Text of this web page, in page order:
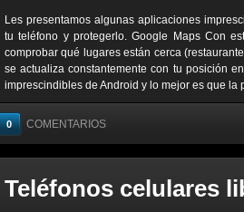
Les presentamos algunas aplicaciones
tu teléfono y protegerlo. Google Maps Con
comprobar qué lugares están cerca
se actualiza constantemente con tu posición
imprescindibles de Android y lo mejor es que la
0 COMENTARIOS
Teléfonos celulares